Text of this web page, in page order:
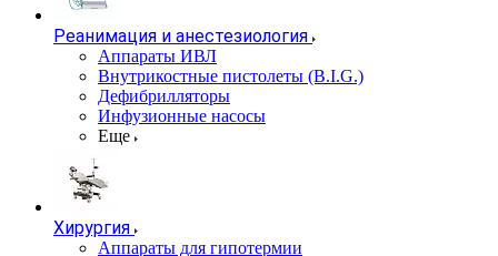
Реанимация и анестезиология
Аппараты ИВЛ
Внутрикостные пистолеты (B.I.G.)
Дефибрилляторы
Инфузионные насосы
Еще
Хирургия
Аппараты для гипотермии